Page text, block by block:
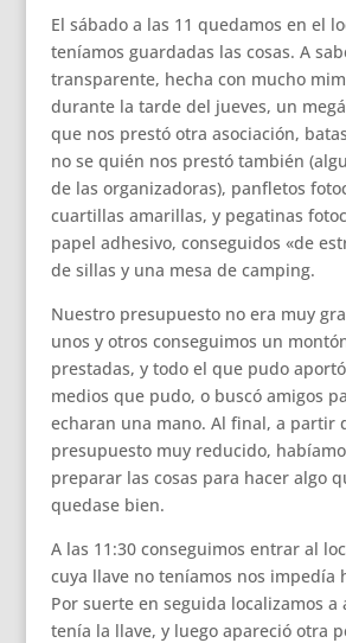
El sábado a las 11 quedamos en el
teníamos guardadas las cosas. A
transparente, hecha con mucho
durante la tarde del jueves, un
que nos prestó otra asociación,
no se quién nos prestó también
de las organizadoras), panfletos
cuartillas amarillas, y pegatinas
papel adhesivo, conseguidos «de
de sillas y una mesa de camping.
Nuestro presupuesto no era muy
unos y otros conseguimos un
prestadas, y todo el que pudo
medios que pudo, o buscó amigos
echaran una mano. Al final, a partir
presupuesto muy reducido,
preparar las cosas para hacer algo
quedase bien.
A las 11:30 conseguimos entrar al
cuya llave no teníamos nos impedía
Por suerte en seguida localizamos a
tenía la llave, y luego apareció otra